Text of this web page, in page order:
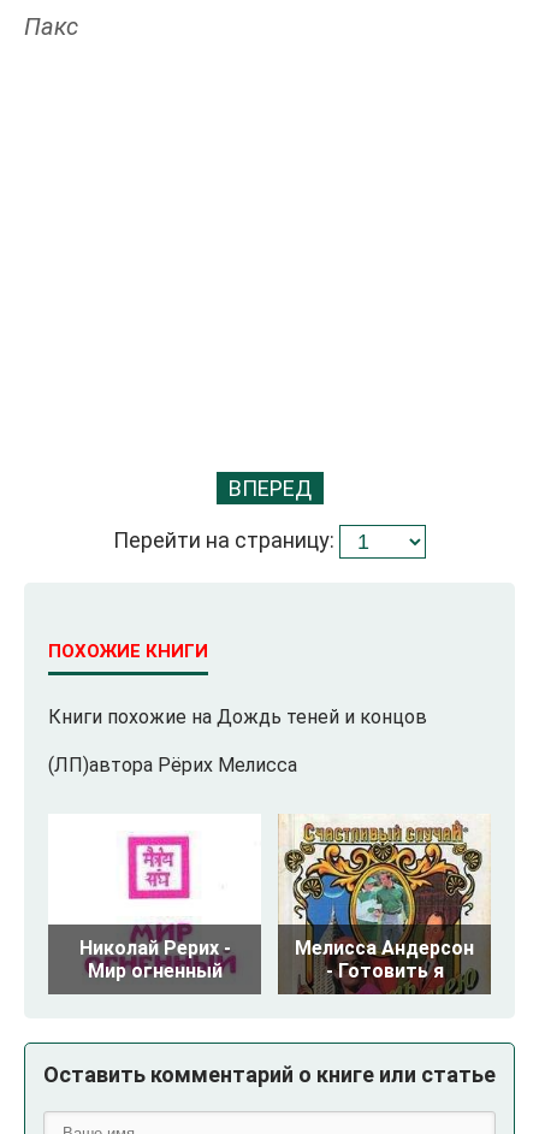
Пакс
ВПЕРЕД
Перейти на страницу:
ПОХОЖИЕ КНИГИ
Книги похожие на Дождь теней и концов
(ЛП)автора Рёрих Мелисса
Николай Рерих -
Мир огненный
Мелисса Андерсон
- Готовить я
Оставить комментарий о книге или статье